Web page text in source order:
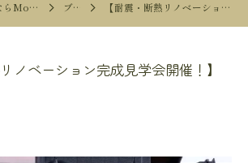
山梨の注文住宅ならMokureismモクリズム ブログ 【耐震・断熱リノベーション完成見学会開催！】
ノベーション完成見学会開催！】